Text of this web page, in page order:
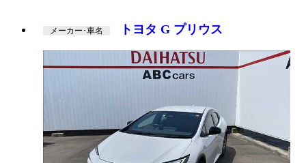
メーカー･車名 トヨタ G プリウス